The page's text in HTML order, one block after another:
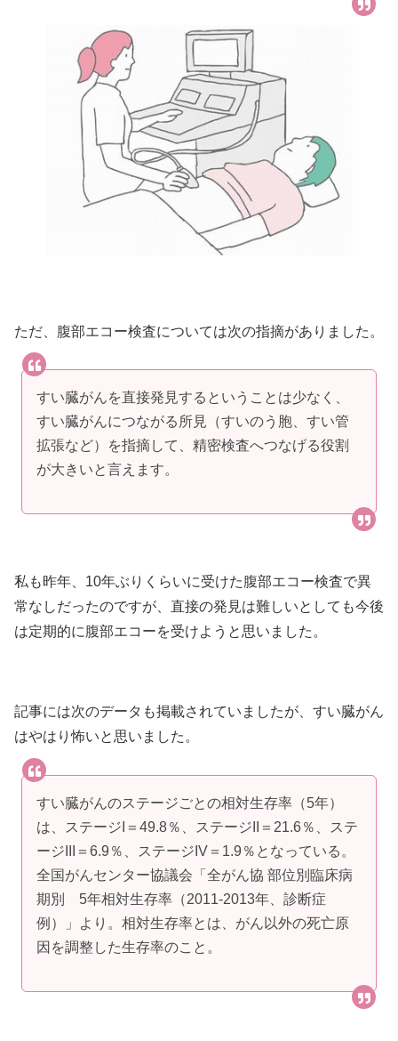
ただ、腹部エコー検査については次の指摘がありました。
すい臓がんを直接発見するということは少なく、
すい臓がんにつながる所見（すいのう胞、すい管
拡張など）を指摘して、精密検査へつなげる役割
が大きいと言えます。
私も昨年、10年ぶりくらいに受けた腹部エコー検査で異
常なしだったのですが、直接の発見は難しいとしても今後
は定期的に腹部エコーを受けようと思いました。
記事には次のデータも掲載されていましたが、すい臓がん
はやはり怖いと思いました。
すい臓がんのステージごとの相対生存率（5年）
は、ステージI＝49.8％、ステージII＝21.6％、ステ
ージIII＝6.9％、ステージIV＝1.9％となっている。
全国がんセンター協議会「全がん協 部位別臨床病
期別 5年相対生存率（2011-2013年、診断症
例）」より。相対生存率とは、がん以外の死亡原
因を調整した生存率のこと。